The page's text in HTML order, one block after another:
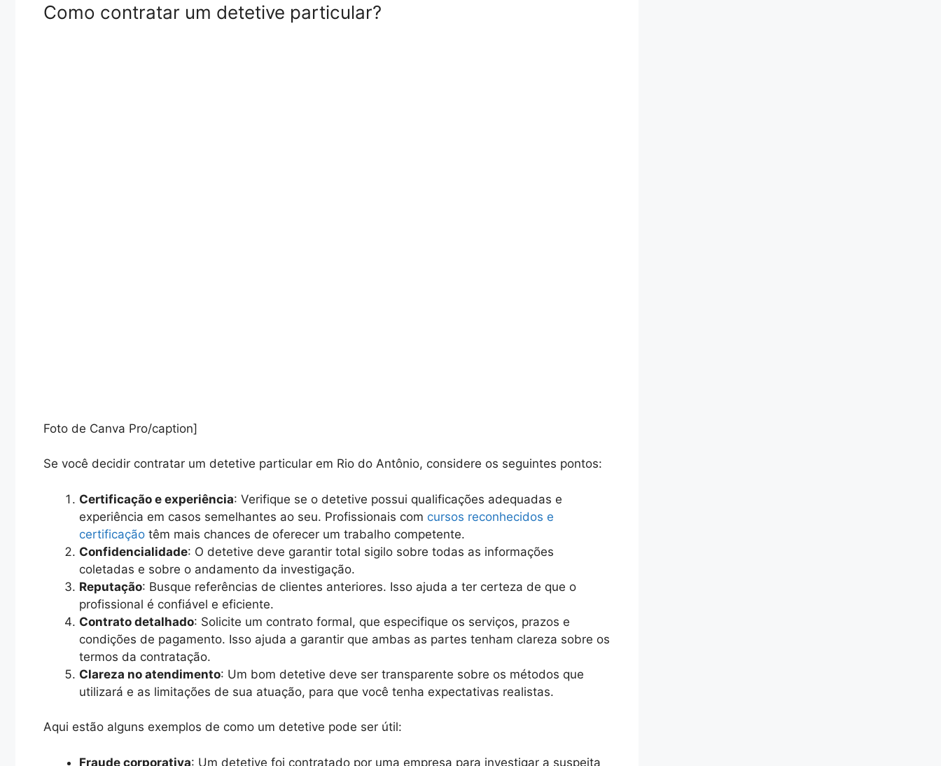
Como contratar um detetive particular?
Foto de Canva Pro/caption]
Se você decidir contratar um detetive particular em Rio do Antônio, considere os seguintes pontos:
Certificação e experiência: Verifique se o detetive possui qualificações adequadas e
experiência em casos semelhantes ao seu. Profissionais com cursos reconhecidos e
certificação têm mais chances de oferecer um trabalho competente.
Confidencialidade: O detetive deve garantir total sigilo sobre todas as informações
coletadas e sobre o andamento da investigação.
Reputação: Busque referências de clientes anteriores. Isso ajuda a ter certeza de que o
profissional é confiável e eficiente.
Contrato detalhado: Solicite um contrato formal, que especifique os serviços, prazos e
condições de pagamento. Isso ajuda a garantir que ambas as partes tenham clareza sobre os
termos da contratação.
Clareza no atendimento: Um bom detetive deve ser transparente sobre os métodos que
utilizará e as limitações de sua atuação, para que você tenha expectativas realistas.
Aqui estão alguns exemplos de como um detetive pode ser útil:
Fraude corporativa: Um detetive foi contratado por uma empresa para investigar a suspeita